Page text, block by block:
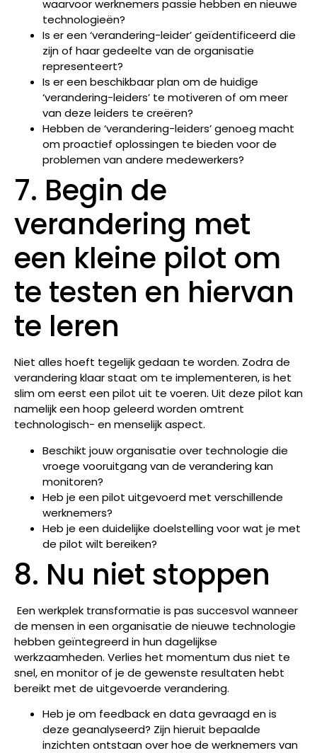
waarvoor werknemers passie hebben en nieuwe
technologieën?
Is er een ‘verandering-leider’ geïdentificeerd die
zijn of haar gedeelte van de organisatie
representeert?
Is er een beschikbaar plan om de huidige
‘verandering-leiders’ te motiveren of om meer
van deze leiders te creëren?
Hebben de ‘verandering-leiders’ genoeg macht
om proactief oplossingen te bieden voor de
problemen van andere medewerkers?
7. Begin de
verandering met
een kleine pilot om
te testen en hiervan
te leren
Niet alles hoeft tegelijk gedaan te worden. Zodra de
verandering klaar staat om te implementeren, is het
slim om eerst een pilot uit te voeren. Uit deze pilot kan
namelijk een hoop geleerd worden omtrent
technologisch- en menselijk aspect.
Beschikt jouw organisatie over technologie die
vroege vooruitgang van de verandering kan
monitoren?
Heb je een pilot uitgevoerd met verschillende
werknemers?
Heb je een duidelijke doelstelling voor wat je met
de pilot wilt bereiken?
8. Nu niet stoppen
Een werkplek transformatie is pas succesvol wanneer
de mensen in een organisatie de nieuwe technologie
hebben geïntegreerd in hun dagelijkse
werkzaamheden. Verlies het momentum dus niet te
snel, en monitor of je de gewenste resultaten hebt
bereikt met de uitgevoerde verandering.
Heb je om feedback en data gevraagd en is
deze geanalyseerd? Zijn hieruit bepaalde
inzichten ontstaan over hoe de werknemers van